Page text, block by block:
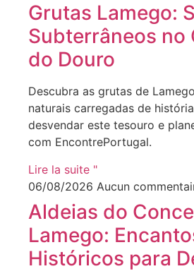
Grutas Lamego:
Subterrâneos no
do Douro
Descubra as grutas de
naturais carregadas de
desvendar este tesouro e
com EncontrePortugal.
Lire la suite "
06/08/2026 Aucun
Aldeias do
Lamego:
Históricos para